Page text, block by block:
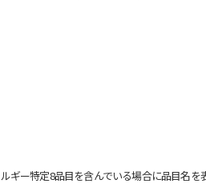
ー特定8品目を含んでいる場合に品目名を